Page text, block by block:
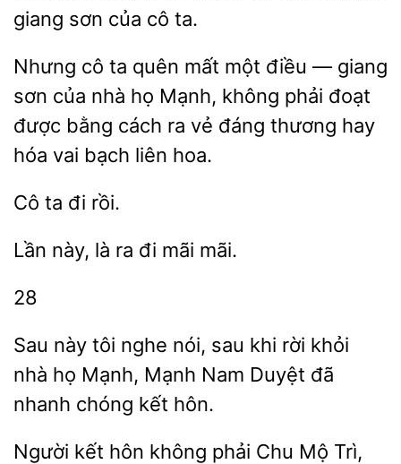
giang sơn của
ta.
Nhưng cô ta quên mất một điều — giang
sơn
nhà họ Mạnh, không phải
được bằng cách ra vẻ
thương hay
hóa vai bạch liên hoa.
Cô
Lần này, là ra
28
này tôi nghe nói, sau khi rời khỏi
họ Mạnh, Mạnh Nam Duyệt đã
chóng kết hôn.
Người kết hôn không phải Chu Mộ Trì,